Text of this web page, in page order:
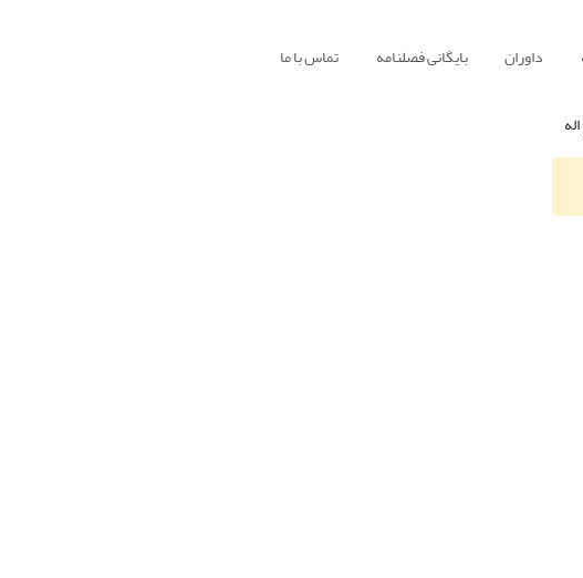
داوران بایگانی فصلنامه تماس با ما